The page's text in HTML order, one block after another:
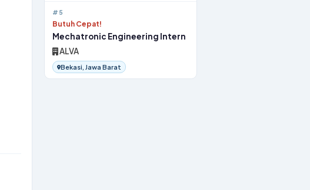
#5
Butuh Cepat!
Mechatronic Engineering Intern
ALVA
Bekasi, Jawa Barat